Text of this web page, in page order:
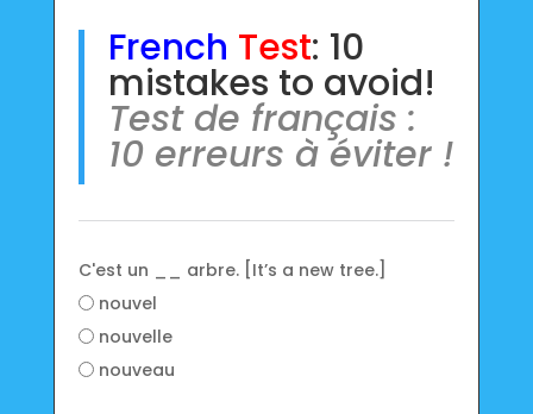
French Test: 10
mistakes to avoid!
Test de français :
10 erreurs à éviter !
C'est un __ arbre. [It’s a new tree.]
nouvel
nouvelle
nouveau